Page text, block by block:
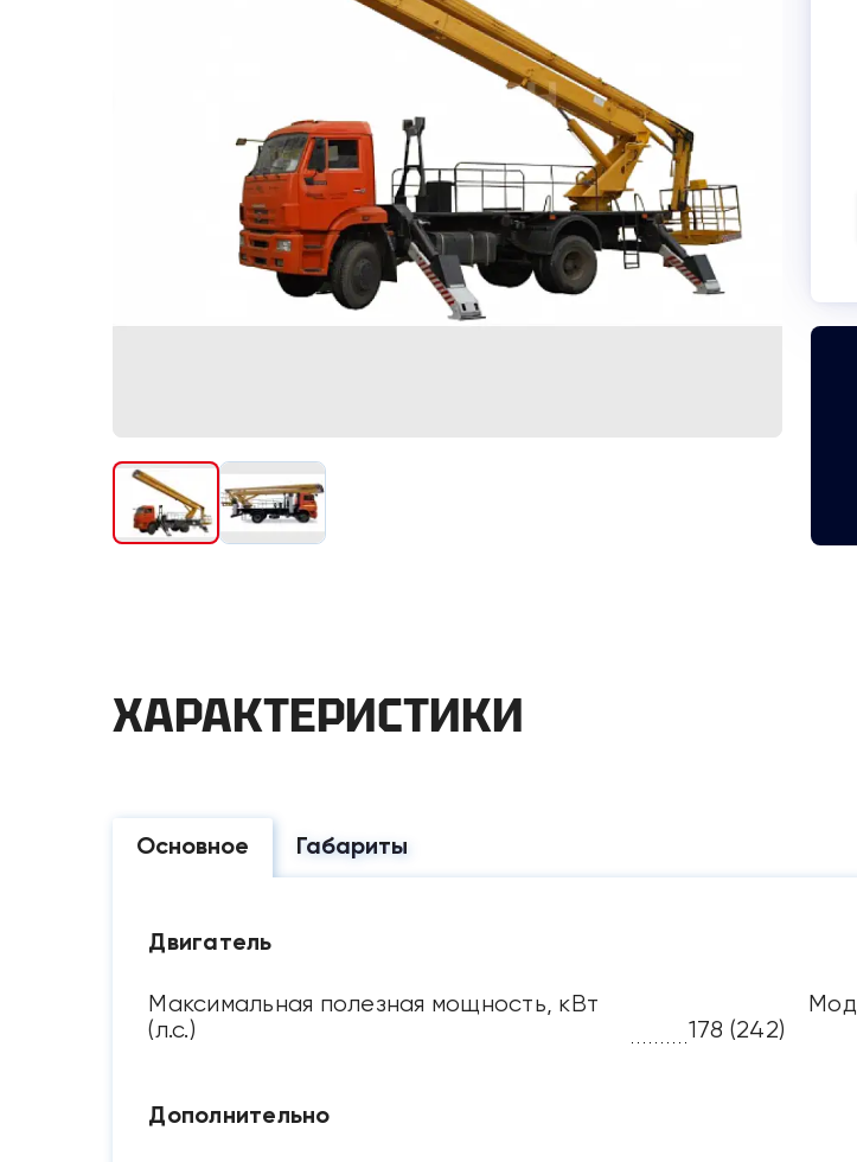
ХАРАКТЕРИСТИКИ
Основное Габариты
Двигатель
Максимальная полезная мощность, кВт
(л.с.)
178 (242)
Дополнительно